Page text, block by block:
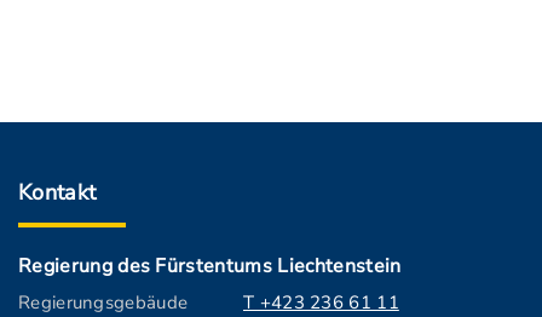
Kontakt
Regierung des Fürstentums Liechtenstein
Regierungsgebäude T +423 236 61 11